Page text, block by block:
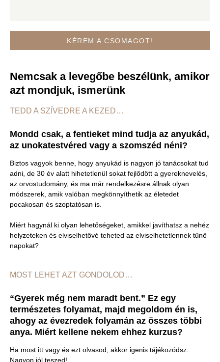
KÉREM A CSOMAGOT!
Nemcsak a levegőbe beszélünk, amikor
azt mondjuk, ismerünk
TEDD A SZÍVEDRE A KEZED…
Mondd csak, a fentieket mind tudja az anyukád,
az unokatestvéred vagy a szomszéd néni?
Biztos vagyok benne, hogy anyukád is nagyon jó tanácsokat tud
adni, de 30 év alatt hihetetlenül sokat fejlődött a gyereknevelés,
az orvostudomány, és ma már rendelkezésre állnak olyan
módszerek, amik valóban megkönnyíthetik az életedet
pocakosan és szoptatósan is.
Miért hagynál ki olyan lehetőségeket, amikkel javíthatsz a nehéz
helyzeteken és elviselhetővé teheted az elviselhetetlennek tűnő
napokat?
MOST LEHET AZT GONDOLOD…
“Gyerek még nem maradt bent.” Ez egy
természetes folyamat, majd megoldom én is,
ahogy az évezredek folyamán az összes többi
anya. Miért kellene nekem ehhez kurzus?
Ha most itt vagy és ezt olvasod, akkor igenis tájékozódsz.
Nagyon jól teszed!